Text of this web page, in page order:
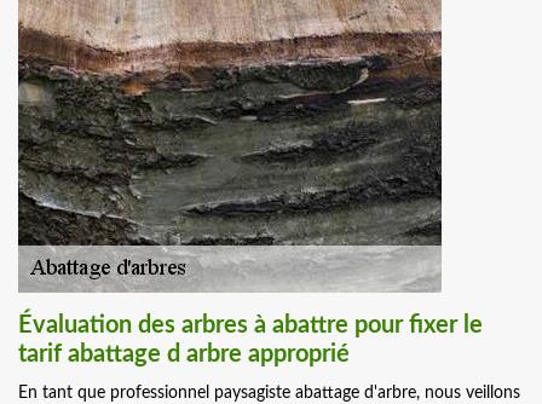
Évaluation des arbres à abattre pour fixer le
tarif abattage d arbre approprié
En tant que professionnel paysagiste abattage d'arbre, nous veillons